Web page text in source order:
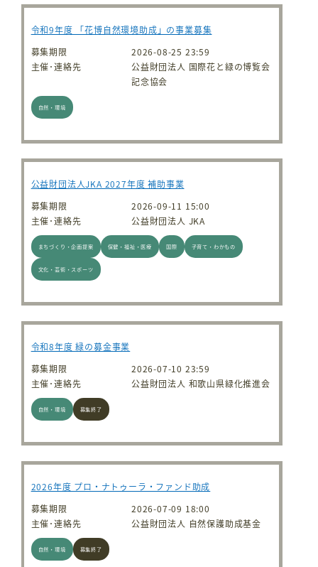
令和9年度 「花博自然環境助成」の事業募集
募集期限
2026-08-25 23:59
主催･連絡先
公益財団法人 国際花と緑の博覧会
記念協会
自然・環境
公益財団法人JKA 2027年度 補助事業
募集期限
2026-09-11 15:00
主催･連絡先
公益財団法人 JKA
まちづくり・企画提案 保健・福祉・医療 国際 子育て・わかもの
文化・芸術・スポーツ
令和8年度 緑の募金事業
募集期限
2026-07-10 23:59
主催･連絡先
公益財団法人 和歌山県緑化推進会
自然・環境 募集終了
2026年度 プロ・ナトゥーラ・ファンド助成
募集期限
2026-07-09 18:00
主催･連絡先
公益財団法人 自然保護助成基金
自然・環境 募集終了